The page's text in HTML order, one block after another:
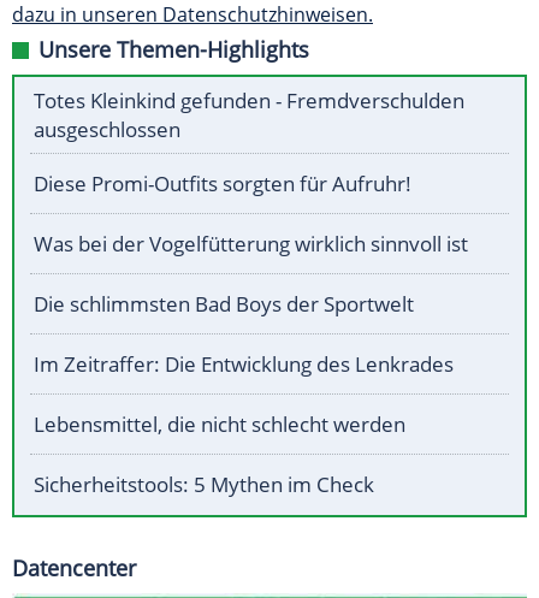
dazu in unseren Datenschutzhinweisen.
Unsere Themen-Highlights
Totes Kleinkind gefunden - Fremdverschulden
ausgeschlossen
Diese Promi-Outfits sorgten für Aufruhr!
Was bei der Vogelfütterung wirklich sinnvoll ist
Die schlimmsten Bad Boys der Sportwelt
Im Zeitraffer: Die Entwicklung des Lenkrades
Lebensmittel, die nicht schlecht werden
Sicherheitstools: 5 Mythen im Check
Datencenter